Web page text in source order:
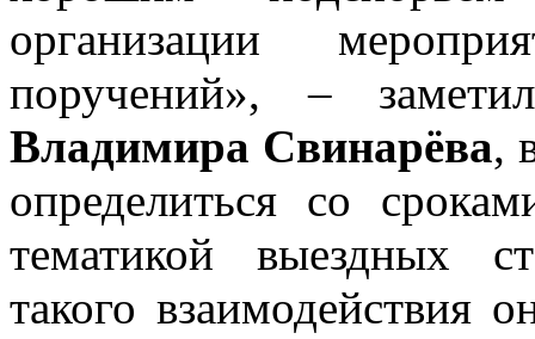
организации
поручений», –
Владимира Свинарёва,
определиться со
тематикой выездных
такого взаимодействия